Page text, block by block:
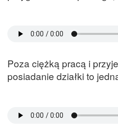
Poza ciężką pracą i
posiadanie działki to